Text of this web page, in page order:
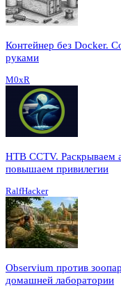
Контейнер без Docker.
руками
M0xR
HTB CCTV. Раскрываем
повышаем привилегии
RalfHacker
Observium против
домашней лаборатории